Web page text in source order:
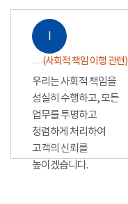
Ⅰ
(사회적 책임 이행 관련)
우리는 사회적 책임을
성실히 수행하고, 모든
업무를 투명하고
청렴하게 처리하여
고객의 신뢰를
높이겠습니다.